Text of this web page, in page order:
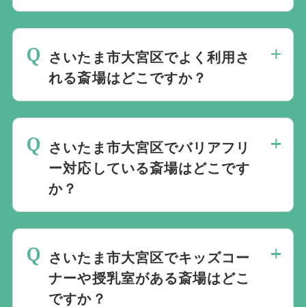
認いただけます。
さいたま市大宮区でよく利用さ
れる斎場はどこですか？
ケースも多く利便性の点からよく利用され
ています。
当社では1220の斎場と提携しています。
規模や内容、場所などを考慮し最適な斎場
をご案内します。
さいたま市大宮区でバリアフリ
ー対応している斎場はどこです
か？
ージ
にてご確認いただけます。
ご年配の方や、車いすをご利用の方も安心
さいたま市大宮区でキッズコー
ナーや授乳室がある斎場はどこ
ですか？